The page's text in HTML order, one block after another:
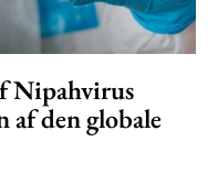
Nipahvirus
den globale